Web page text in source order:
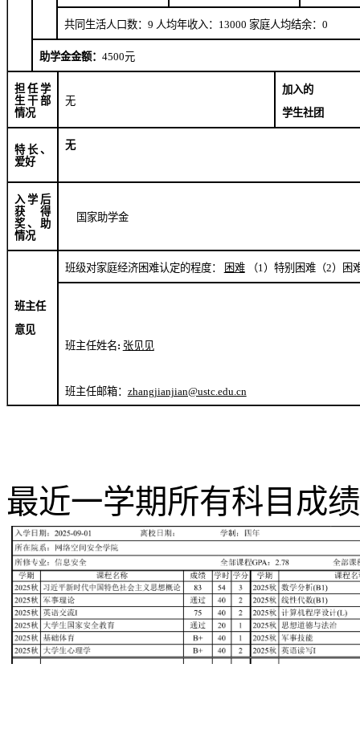
共同生活人口数： 9 人均年收入： 13000 家庭人均结余： 0
助学金金额： 4500元
担任学
生干部
情况
无
加入的
学生社团
特长、
爱好
无
入学后
获得
奖、助
情况
国家助学金
班主任
意见
班级对家庭经济困难认定的程度： 困难 （1）特别困难（2）困
班主任姓名: 张见见
班主任邮箱： zhangjianjian@ustc.edu.cn
最近一学期所有科目成绩